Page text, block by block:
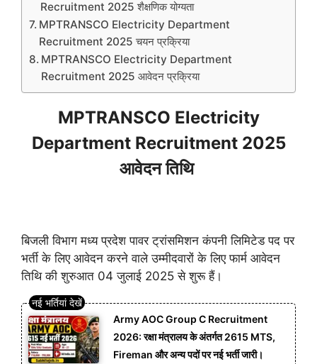
Recruitment 2025 शैक्षणिक योग्यता
MPTRANSCO Electricity Department
Recruitment 2025 चयन प्रक्रिया
MPTRANSCO Electricity Department
Recruitment 2025 आवेदन प्रक्रिया
MPTRANSCO Electricity
Department Recruitment 2025
आवेदन तिथि
बिजली विभाग मध्य प्रदेश पावर ट्रांसमिशन कंपनी लिमिटेड पद पर
भर्ती के लिए आवेदन करने वाले उम्मीदवारों के लिए फार्म आवेदन
तिथि की शुरुआत 04 जुलाई 2025 से शुरू हैं।
Army AOC Group C Recruitment
2026: रक्षा मंत्रालय के अंतर्गत 2615 MTS,
Fireman और अन्य पदों पर नई भर्ती जारी।